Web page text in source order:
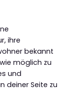
ihre
bekannt
möglich zu
und
deiner Seite zu